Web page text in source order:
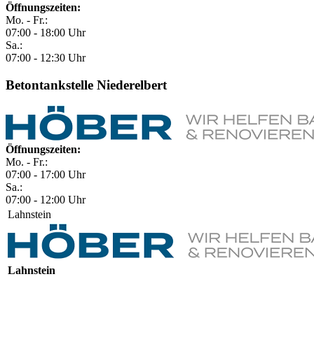
Öffnungszeiten:
Mo. - Fr.:
07:00 - 18:00 Uhr
Sa.:
07:00 - 12:30 Uhr
Betontankstelle Niederelbert
Öffnungszeiten:
Mo. - Fr.:
07:00 - 17:00 Uhr
Sa.:
07:00 - 12:00 Uhr
Lahnstein
Lahnstein